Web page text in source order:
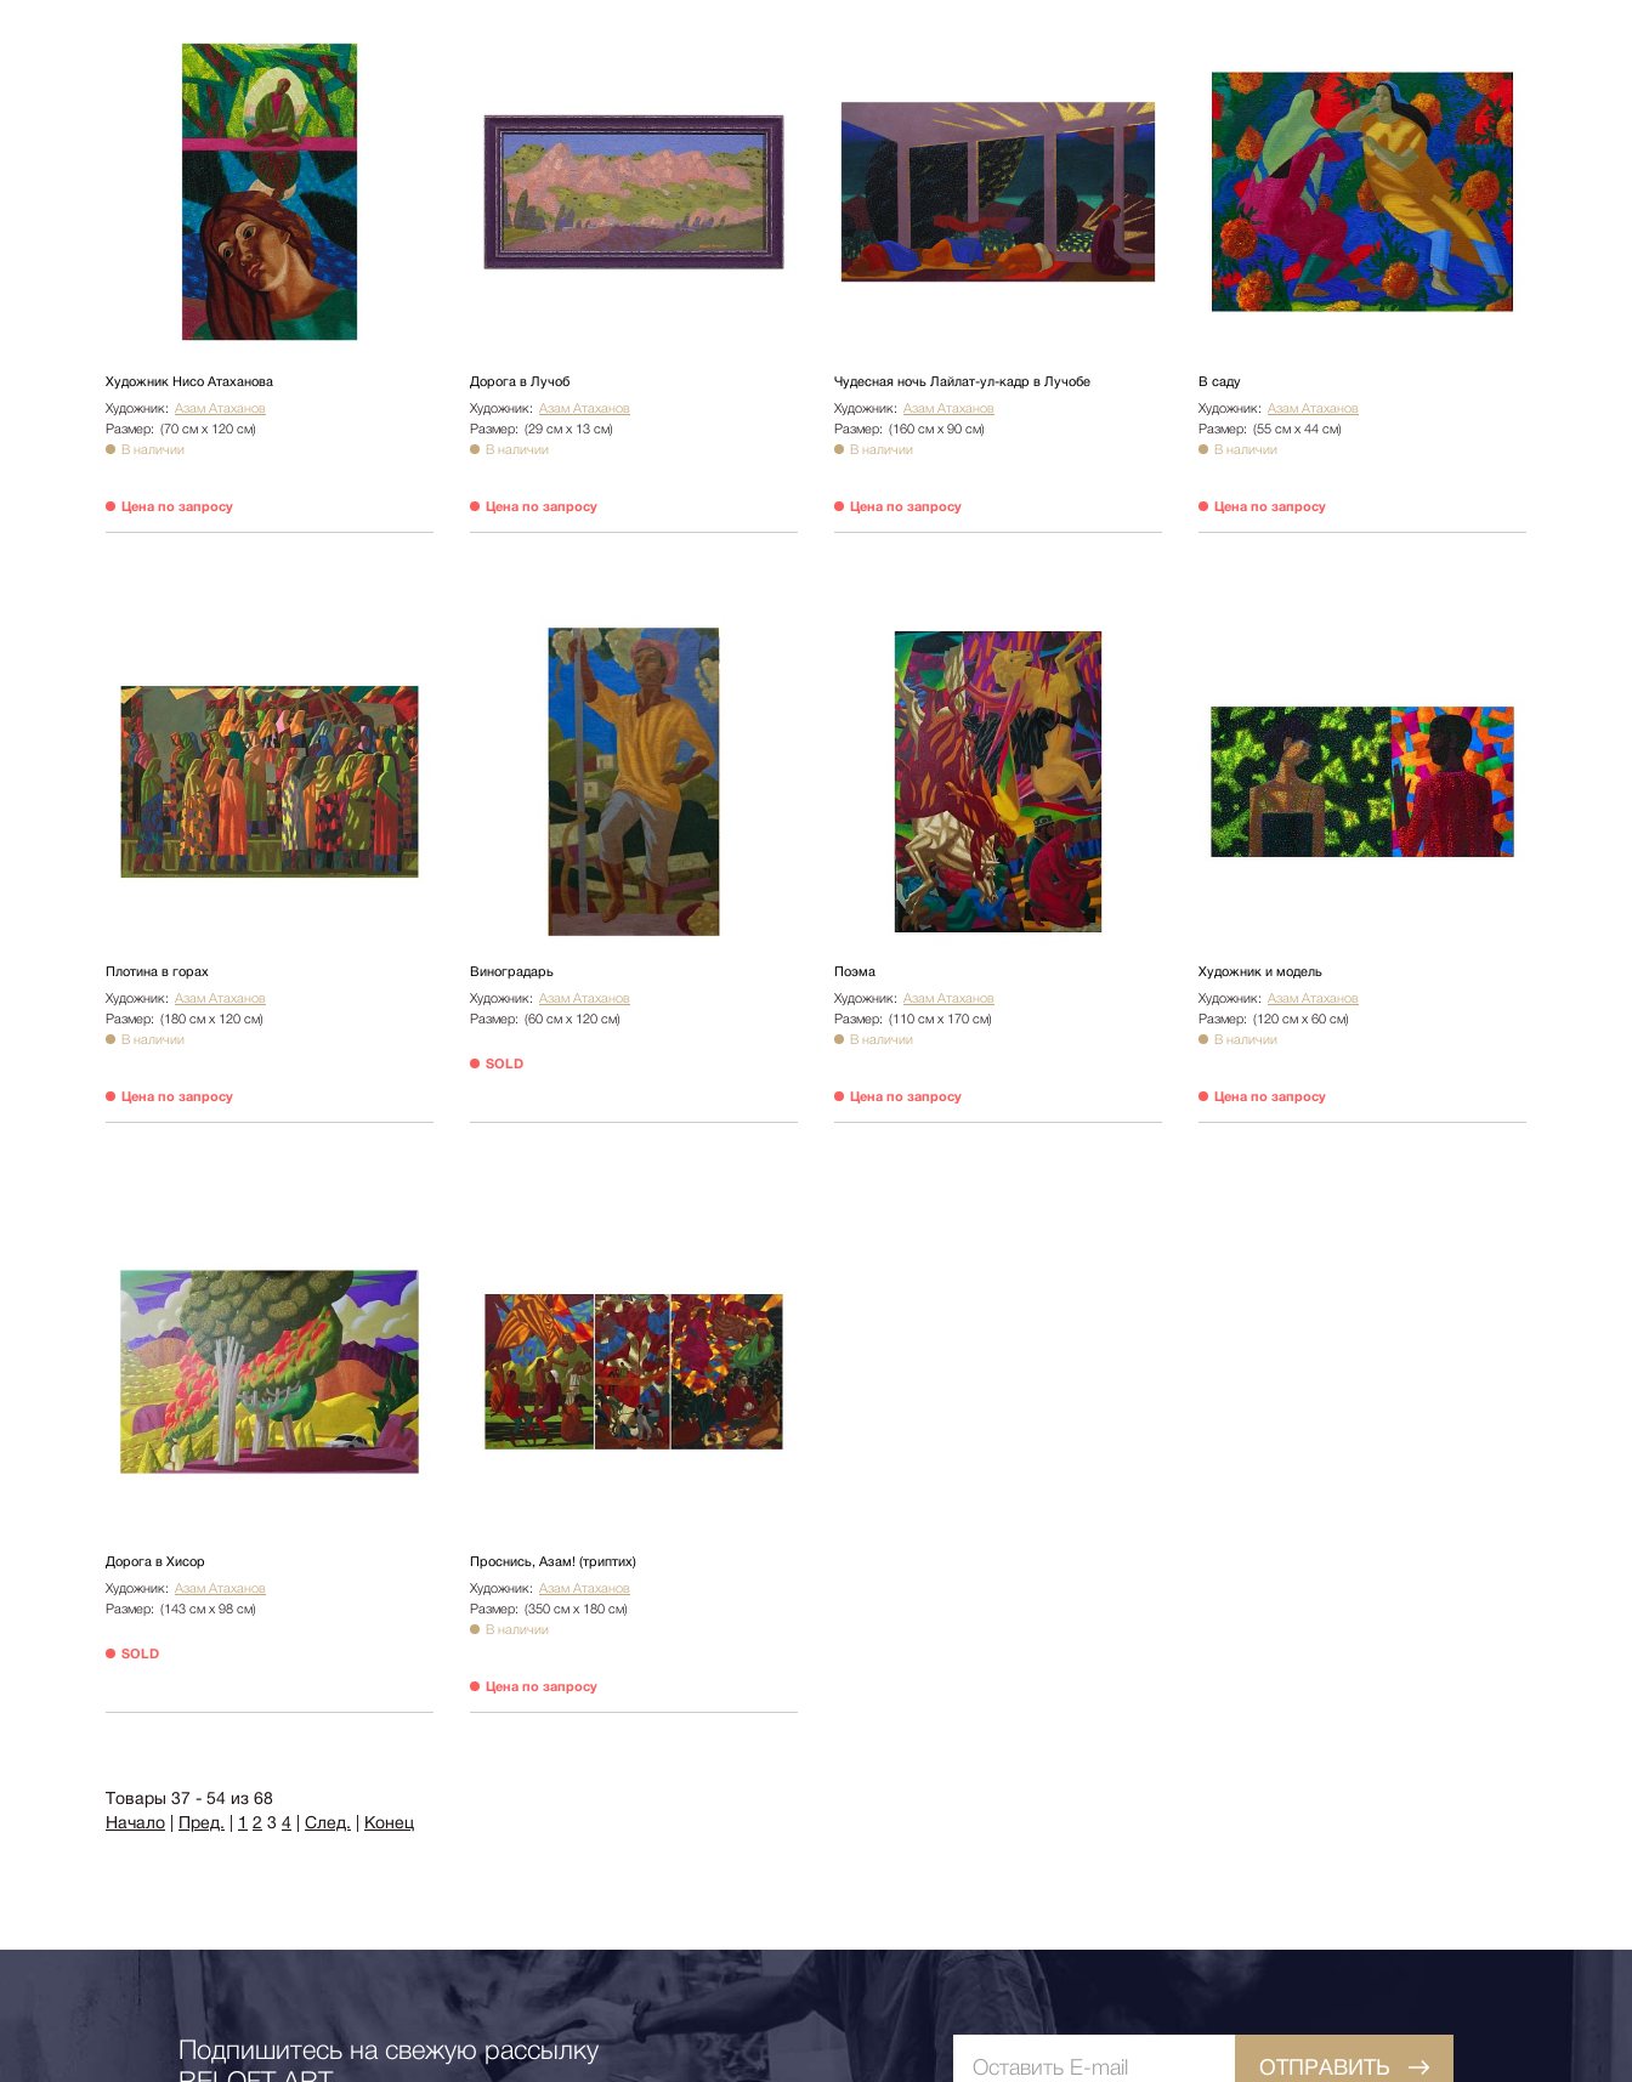
Художник Нисо Атаханова
Художник: Азам Атаханов
Размер: (70 см х 120 см)
В наличии
Цена по запросу
Дорога в Лучоб
Художник: Азам Атаханов
Размер: (29 см х 13 см)
В наличии
Цена по запросу
Чудесная ночь Лайлат-ул-кадр в Лучобе
Художник: Азам Атаханов
Размер: (160 см х 90 см)
В наличии
Цена по запросу
В саду
Художник: Азам Атаханов
Размер: (55 см х 44 см)
В наличии
Цена по запросу
Плотина в горах
Художник: Азам Атаханов
Размер: (180 см х 120 см)
В наличии
Цена по запросу
Виноградарь
Художник: Азам Атаханов
Размер: (60 см х 120 см)
SOLD
Поэма
Художник: Азам Атаханов
Размер: (110 см х 170 см)
В наличии
Цена по запросу
Художник и модель
Художник: Азам Атаханов
Размер: (120 см х 60 см)
В наличии
Цена по запросу
Дорога в Хисор
Художник: Азам Атаханов
Размер: (143 см х 98 см)
SOLD
Проснись, Азам! (триптих)
Художник: Азам Атаханов
Размер: (350 см х 180 см)
В наличии
Цена по запросу
Товары 37 - 54 из 68
Начало
Пред. 1 2 3 4 След. Конец
Подпишитесь на свежую рассылку
ОТПРАВИТЬ